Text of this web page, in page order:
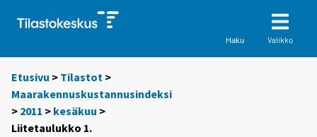
Haku Valikko
Etusivu > Tilastot >
Maarakennuskustannusindeksi
> 2011 > kesäkuu >
Liitetaulukko 1.